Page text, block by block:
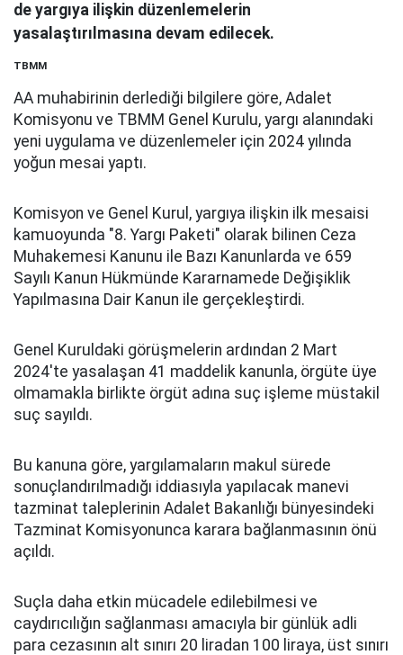
de yargıya ilişkin düzenlemelerin
yasalaştırılmasına devam edilecek.
TBMM
AA muhabirinin derlediği bilgilere göre, Adalet
Komisyonu ve TBMM Genel Kurulu, yargı alanındaki
yeni uygulama ve düzenlemeler için 2024 yılında
yoğun mesai yaptı.
Komisyon ve Genel Kurul, yargıya ilişkin ilk mesaisi
kamuoyunda "8. Yargı Paketi" olarak bilinen Ceza
Muhakemesi Kanunu ile Bazı Kanunlarda ve 659
Sayılı Kanun Hükmünde Kararnamede Değişiklik
Yapılmasına Dair Kanun ile gerçekleştirdi.
Genel Kuruldaki görüşmelerin ardından 2 Mart
2024'te yasalaşan 41 maddelik kanunla, örgüte üye
olmamakla birlikte örgüt adına suç işleme müstakil
suç sayıldı.
Bu kanuna göre, yargılamaların makul sürede
sonuçlandırılmadığı iddiasıyla yapılacak manevi
tazminat taleplerinin Adalet Bakanlığı bünyesindeki
Tazminat Komisyonunca karara bağlanmasının önü
açıldı.
Suçla daha etkin mücadele edilebilmesi ve
caydırıcılığın sağlanması amacıyla bir günlük adli
para cezasının alt sınırı 20 liradan 100 liraya, üst sınırı